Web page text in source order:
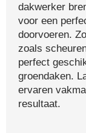
dakwerker
voor een
doorvoeren.
zoals
perfect
groendaken.
ervaren
resultaat.